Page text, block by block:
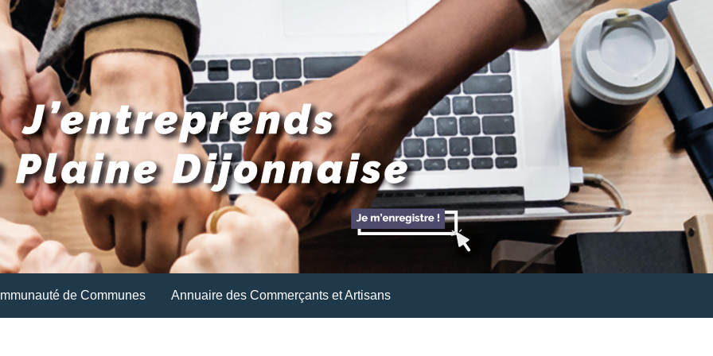
de Communes Annuaire des Commerçants et Artisans